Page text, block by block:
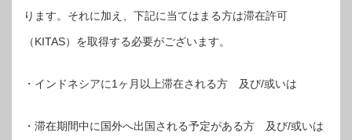
ります。それに加え、下記に当てはまる方は滞在許可
（KITAS）を取得する必要がございます。
・インドネシアに1ヶ月以上滞在される方 及び/或いは
・滞在期間中に国外へ出国される予定がある方 及び/或いは